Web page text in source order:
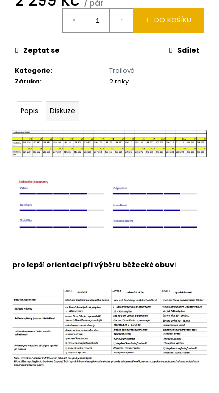
/ pár
DO KOŠÍKU
Kategorie:
Trailová
Záruka: 2 roky
Zeptat se Sdílet
Popis Diskuze
pro lepší orientaci při výběru běžecké obuvi